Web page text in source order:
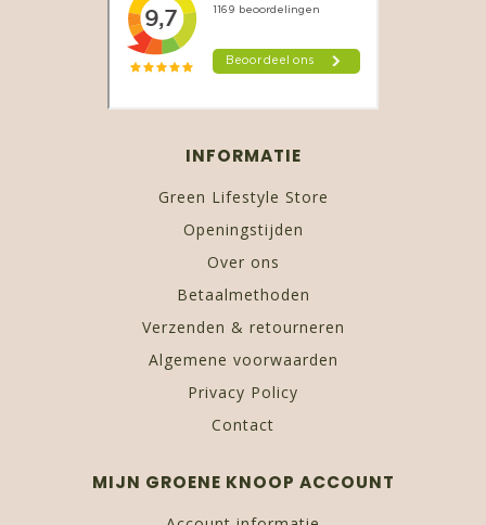
INFORMATIE
Green Lifestyle Store
Openingstijden
Over ons
Betaalmethoden
Verzenden & retourneren
Algemene voorwaarden
Privacy Policy
Contact
MIJN GROENE KNOOP ACCOUNT